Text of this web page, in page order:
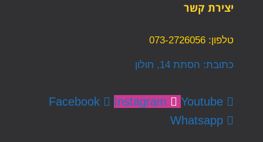
יצירת קשר
טלפון: 073-2726056
כתובת: הסתת 14, חולון
Facebook Instagram
Youtube
Whatsapp